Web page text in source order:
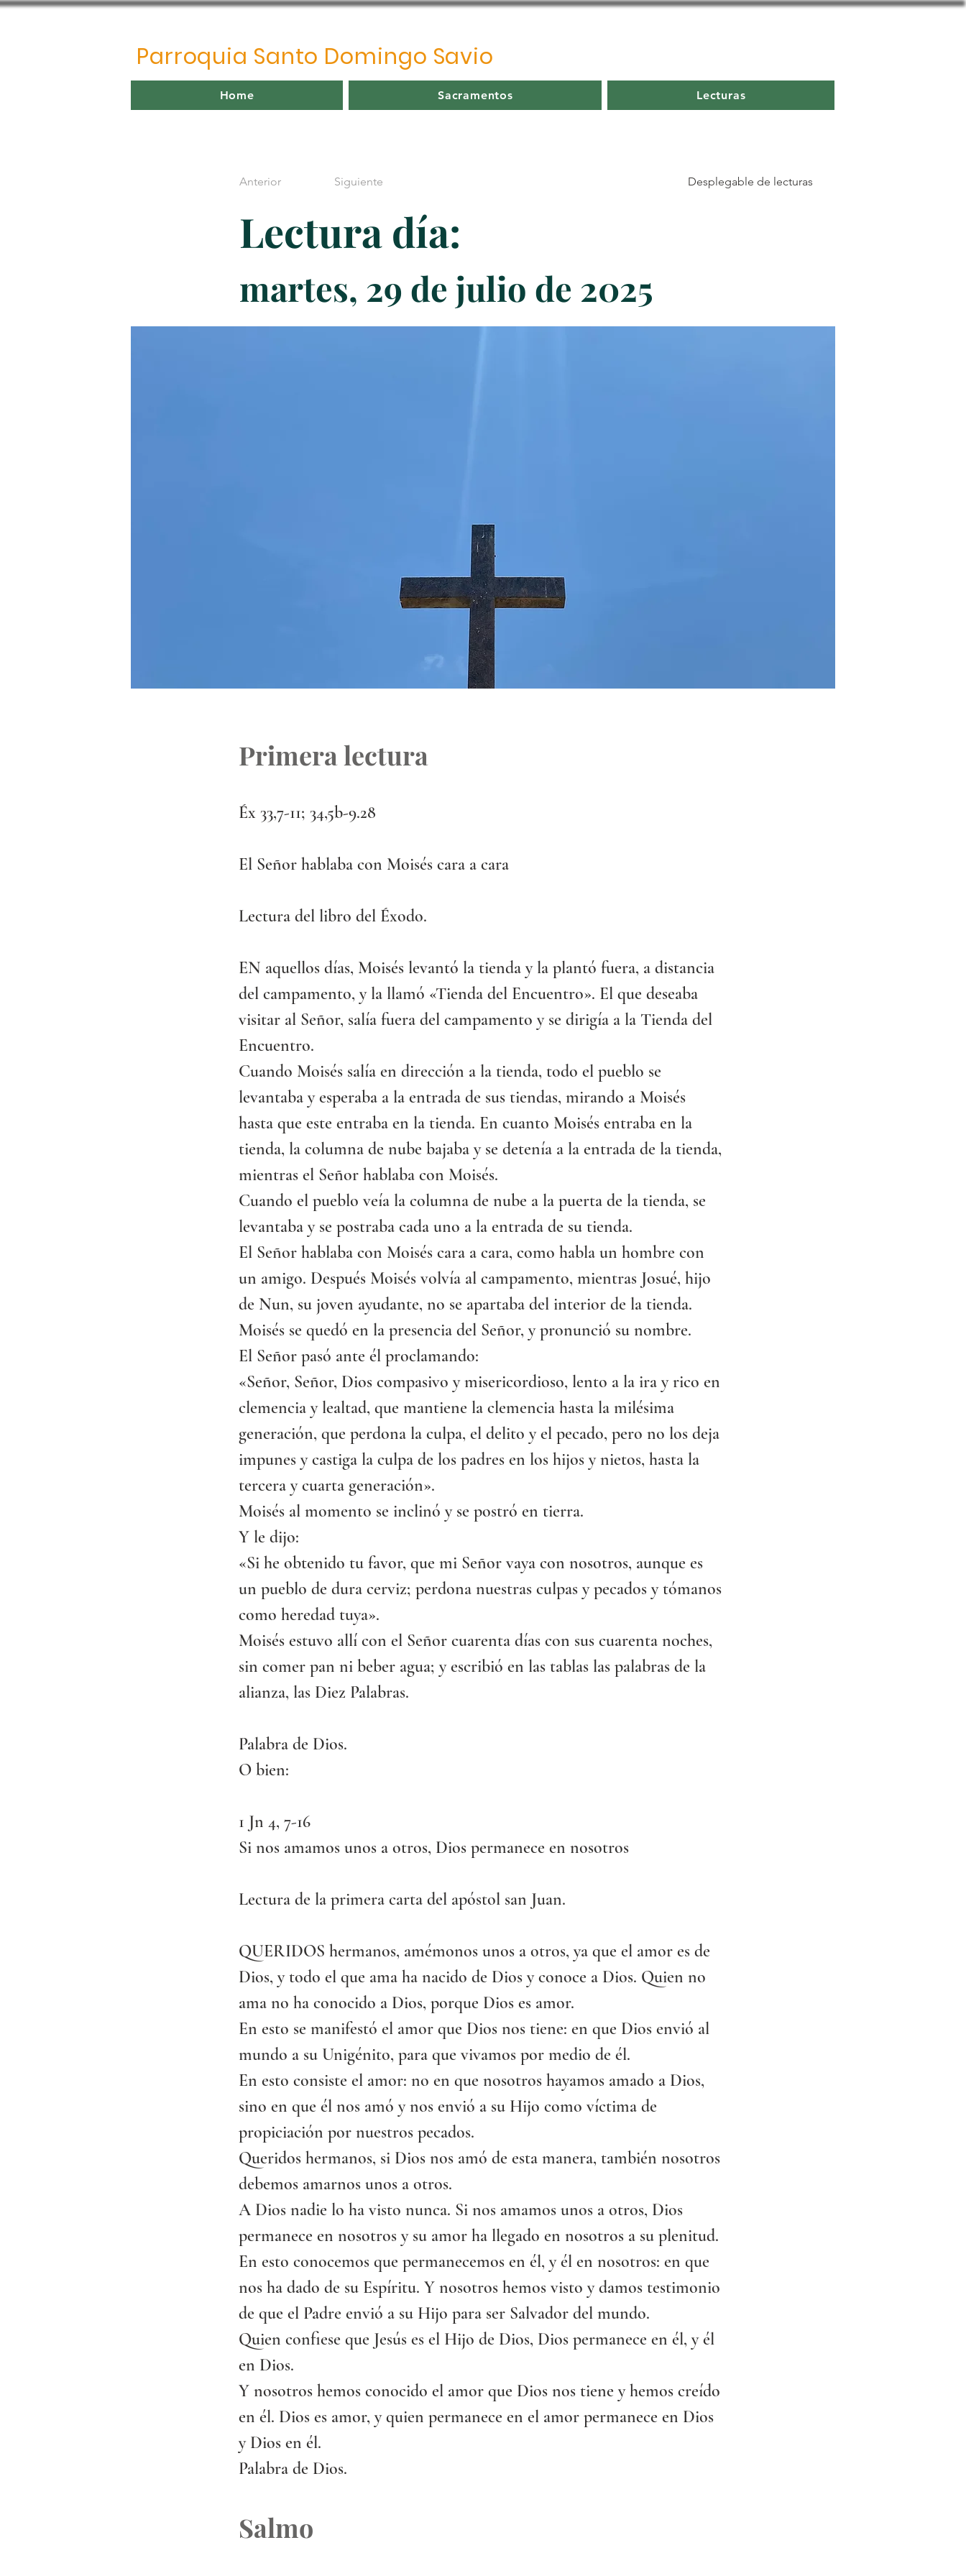
Parroquia Santo Domingo Savio
Home Sacramentos Lecturas
Anterior Siguiente Desplegable de lecturas
Lectura día:
martes, 29 de julio de 2025
Primera lectura
Éx 33,7-11; 34,5b-9.28
El Señor hablaba con Moisés cara a cara
Lectura del libro del Éxodo.
EN aquellos días, Moisés levantó la tienda y la plantó fuera, a distancia
del campamento, y la llamó «Tienda del Encuentro». El que deseaba
visitar al Señor, salía fuera del campamento y se dirigía a la Tienda del
Encuentro.
Cuando Moisés salía en dirección a la tienda, todo el pueblo se
levantaba y esperaba a la entrada de sus tiendas, mirando a Moisés
hasta que este entraba en la tienda. En cuanto Moisés entraba en la
tienda, la columna de nube bajaba y se detenía a la entrada de la tienda,
mientras el Señor hablaba con Moisés.
Cuando el pueblo veía la columna de nube a la puerta de la tienda, se
levantaba y se postraba cada uno a la entrada de su tienda.
El Señor hablaba con Moisés cara a cara, como habla un hombre con
un amigo. Después Moisés volvía al campamento, mientras Josué, hijo
de Nun, su joven ayudante, no se apartaba del interior de la tienda.
Moisés se quedó en la presencia del Señor, y pronunció su nombre.
El Señor pasó ante él proclamando:
«Señor, Señor, Dios compasivo y misericordioso, lento a la ira y rico en
clemencia y lealtad, que mantiene la clemencia hasta la milésima
generación, que perdona la culpa, el delito y el pecado, pero no los deja
impunes y castiga la culpa de los padres en los hijos y nietos, hasta la
tercera y cuarta generación».
Moisés al momento se inclinó y se postró en tierra.
Y le dijo:
«Si he obtenido tu favor, que mi Señor vaya con nosotros, aunque es
un pueblo de dura cerviz; perdona nuestras culpas y pecados y tómanos
como heredad tuya».
Moisés estuvo allí con el Señor cuarenta días con sus cuarenta noches,
sin comer pan ni beber agua; y escribió en las tablas las palabras de la
alianza, las Diez Palabras.
Palabra de Dios.
O bien:
1 Jn 4, 7-16
Si nos amamos unos a otros, Dios permanece en nosotros
Lectura de la primera carta del apóstol san Juan.
QUERIDOS hermanos, amémonos unos a otros, ya que el amor es de
Dios, y todo el que ama ha nacido de Dios y conoce a Dios. Quien no
ama no ha conocido a Dios, porque Dios es amor.
En esto se manifestó el amor que Dios nos tiene: en que Dios envió al
mundo a su Unigénito, para que vivamos por medio de él.
En esto consiste el amor: no en que nosotros hayamos amado a Dios,
sino en que él nos amó y nos envió a su Hijo como víctima de
propiciación por nuestros pecados.
Queridos hermanos, si Dios nos amó de esta manera, también nosotros
debemos amarnos unos a otros.
A Dios nadie lo ha visto nunca. Si nos amamos unos a otros, Dios
permanece en nosotros y su amor ha llegado en nosotros a su plenitud.
En esto conocemos que permanecemos en él, y él en nosotros: en que
nos ha dado de su Espíritu. Y nosotros hemos visto y damos testimonio
de que el Padre envió a su Hijo para ser Salvador del mundo.
Quien confiese que Jesús es el Hijo de Dios, Dios permanece en él, y él
en Dios.
Y nosotros hemos conocido el amor que Dios nos tiene y hemos creído
en él. Dios es amor, y quien permanece en el amor permanece en Dios
y Dios en él.
Palabra de Dios.
Salmo